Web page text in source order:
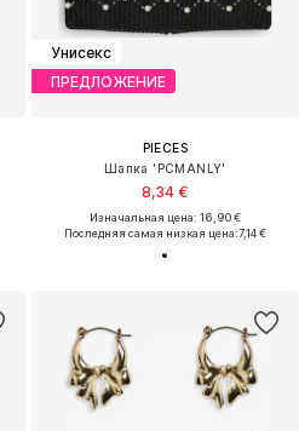
Унисекс
ПРЕДЛОЖЕНИЕ
PIECES
Шапка 'PCMANLY'
8,34 €
Изначальная цена: 16,90 €
Последняя самая низкая цена:7,14 €